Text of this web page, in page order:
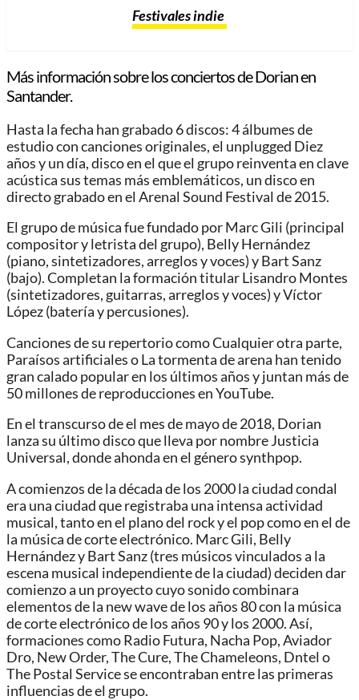
Festivales indie
Más información sobre los conciertos de Dorian en
Santander.
Hasta la fecha han grabado 6 discos: 4 álbumes de
estudio con canciones originales, el unplugged Diez
años y un día, disco en el que el grupo reinventa en clave
acústica sus temas más emblemáticos, un disco en
directo grabado en el Arenal Sound Festival de 2015.
El grupo de música fue fundado por Marc Gili (principal
compositor y letrista del grupo), Belly Hernández
(piano, sintetizadores, arreglos y voces) y Bart Sanz
(bajo). Completan la formación titular Lisandro Montes
(sintetizadores, guitarras, arreglos y voces) y Víctor
López (batería y percusiones).
Canciones de su repertorio como Cualquier otra parte,
Paraísos artificiales o La tormenta de arena han tenido
gran calado popular en los últimos años y juntan más de
50 millones de reproducciones en YouTube.
En el transcurso de el mes de mayo de 2018, Dorian
lanza su último disco que lleva por nombre Justicia
Universal, donde ahonda en el género synthpop.
A comienzos de la década de los 2000 la ciudad condal
era una ciudad que registraba una intensa actividad
musical, tanto en el plano del rock y el pop como en el de
la música de corte electrónico. Marc Gili, Belly
Hernández y Bart Sanz (tres músicos vinculados a la
escena musical independiente de la ciudad) deciden dar
comienzo a un proyecto cuyo sonido combinara
elementos de la new wave de los años 80 con la música
de corte electrónico de los años 90 y los 2000. Así,
formaciones como Radio Futura, Nacha Pop, Aviador
Dro, New Order, The Cure, The Chameleons, Dntel o
The Postal Service se encontraban entre las primeras
influencias de el grupo.